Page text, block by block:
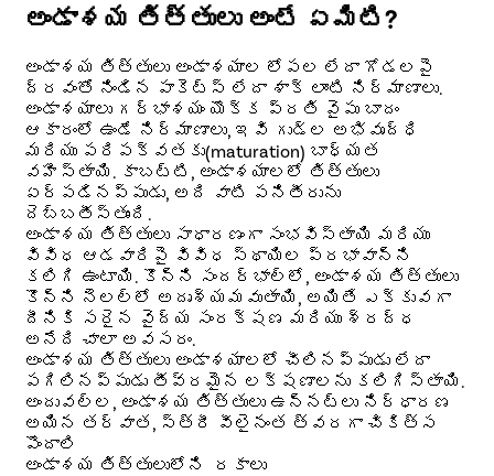
అండాశయ తిత్తులు అంటే ఏమిటి?
అండాశయ తిత్తులు అండాశయాల లోపల లేదా గోడలపై
ద్రవంతో నిండిన పాకెట్స్ లేదా శాక్ లాంటి నిర్మాణాలు.
అండాశయాలు గర్భాశయం యొక్క ప్రతి వైపు బాదం
ఆకారంలో ఉండే నిర్మాణాలు, ఇవి గుడ్ల అభివృద్ధి
మరియు పరిపక్వతకు(maturation) బాధ్యత
వహిస్తాయి. కాబట్టి, అండాశయాలలో తిత్తులు
ఏర్పడినప్పుడు, అది వాటి పనితీరును
దెబ్బతీస్తుంది.
అండాశయ తిత్తులు సాధారణంగా సంభవిస్తాయి మరియు
వివిధ ఆడవారిపై వివిధ స్థాయిల ప్రభావాన్ని
కలిగి ఉంటాయి. కొన్ని సందర్భాల్లో, అండాశయ తిత్తులు
కొన్ని నెలల్లో అదృశ్యమవుతాయి, అయితే ఎక్కువగా
దీనికి సరైన వైద్య సంరక్షణ మరియు శ్రద్ధ
అనేది చాలా అవసరం.
అండాశయ తిత్తులు అండాశయాలలో చీలినప్పుడు లేదా
పగిలినప్పుడు తీవ్రమైన లక్షణాలను కలిగిస్తాయి.
అందువల్ల, అండాశయ తిత్తులు ఉన్నట్లు నిర్ధారణ
అయిన తర్వాత, స్త్రీ వీలైనంత త్వరగా చికిత్స
పొందాలి
అండాశయ తిత్తులులోని రకాలు